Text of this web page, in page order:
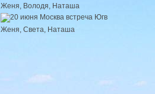
Женя, Володя, Наташа
Женя, Света, Наташа